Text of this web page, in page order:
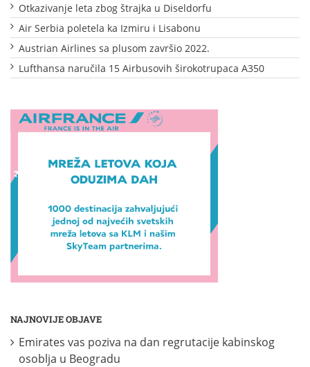
Otkazivanje leta zbog štrajka u Diseldorfu
Air Serbia poletela ka Izmiru i Lisabonu
Austrian Airlines sa plusom završio 2022.
Lufthansa naručila 15 Airbusovih širokotrupaca A350
NAJNOVIJE OBJAVE
Emirates vas poziva na dan regrutacije kabinskog
osoblja u Beogradu